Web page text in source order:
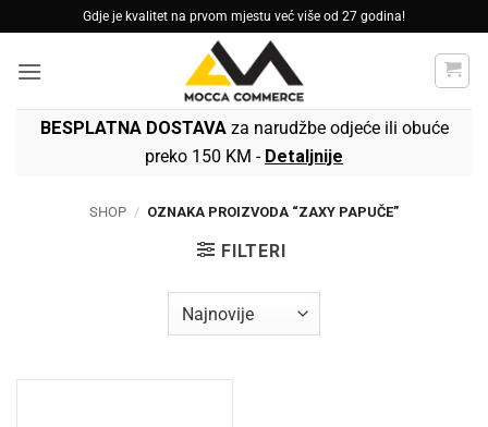
to
content
Gdje je kvalitet na prvom mjestu već više od 27 godina!
BESPLATNA DOSTAVAza narudžbe odjeće ili obuće
preko 150 KM - Detaljnije
SHOP / OZNAKA PROIZVODA “ZAXY PAPUČE”
FILTERI